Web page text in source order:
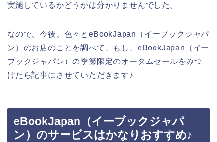
実施しているかどうかは分かりませんでした。
なので、今後、色々とeBookJapan（イーブックジャパ
ン）のお店のことを調べて、もし、eBookJapan（イー
ブックジャパン）の季節限定のオータムセールをみつ
けたら記事にさせていただきます♪
eBookJapan（イーブックジャパ
ン）のサービスはかなりおすすめ♪